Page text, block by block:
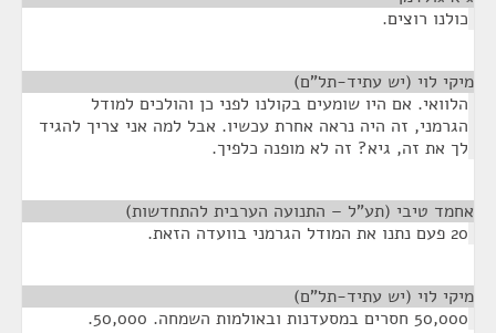
כולנו רוצים.
מיקי לוי (יש עתיד-תל"ם)
הלוואי. אם היו שומעים בקולנו לפני כן והולכים למודל
הגרמני, זה היה נראה אחרת עכשיו. אבל למה אני צריך להגיד
לך את זה, גיא? זה לא מופנה כלפיך.
אחמד טיבי (תע"ל – התנועה הערבית להתחדשות)
20 פעם נתנו את המודל הגרמני בוועדה הזאת.
מיקי לוי (יש עתיד-תל"ם)
50,000 חסרים במסעדנות ובאולמות השמחה. 50,000.